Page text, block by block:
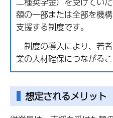
額の一部または全部を機
支援する制度です。
制度の導入により、若
業の人材確保につながる
想定されるメリット